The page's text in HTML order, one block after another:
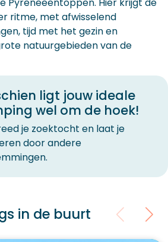
ritme, met afwisselend
tijd met het gezin en
natuurgebieden van de
ligt jouw ideale
wel om de hoek!
je zoektocht en laat je
door andere
in de buurt